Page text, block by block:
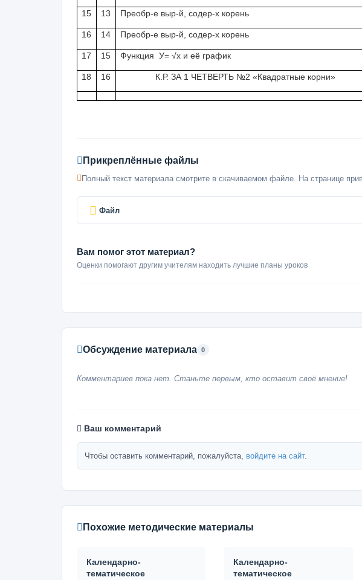
15 13 Преобр-е выр-й, содер-х корень
16 14 Преобр-е выр-й, содер-х корень
17 15 Функция У= √х и её график
18 16 К.Р. ЗА 1 ЧЕТВЕРТЬ №2 «Квадратные корни»
Прикреплённые файлы
Полный текст материала смотрите в скачиваемом файле. На странице
Файл
Вам помог этот материал?
Оценки помогают другим учителям находить лучшие планы уроков
Обсуждение материала 0
Комментариев пока нет. Станьте первым, кто оставит своё мнение!
Ваш комментарий
Чтобы оставить комментарий, пожалуйста, войдите на сайт.
Похожие методические материалы
Календарно-
тематическое
Календарно-
тематическое